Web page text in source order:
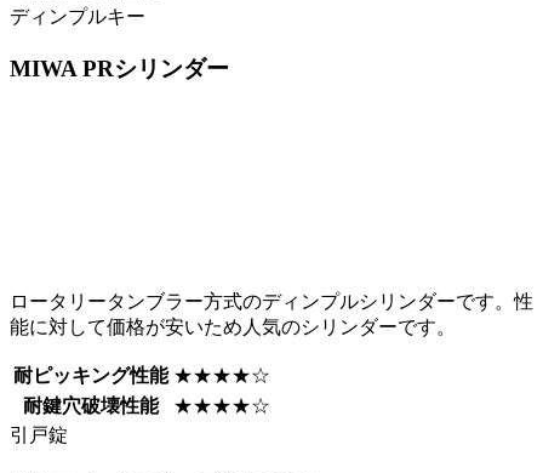
ディンプルキー
MIWA PRシリンダー
ロータリータンブラー方式のディンプルシリンダーです。性
能に対して価格が安いため人気のシリンダーです。
耐ピッキング性能 ★★★★☆
耐鍵穴破壊性能
★★★★☆
引戸錠